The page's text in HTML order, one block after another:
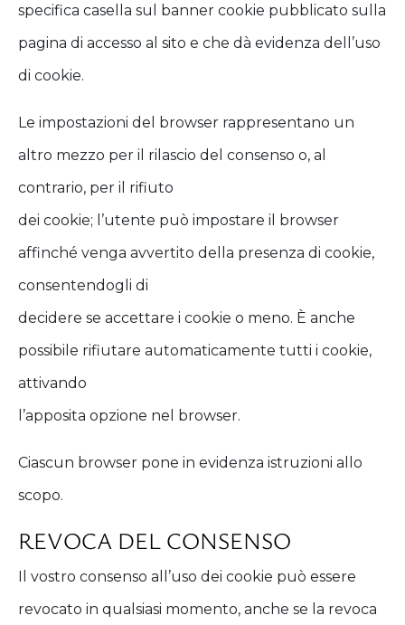
specifica casella sul banner cookie pubblicato sulla
pagina di accesso al sito e che dà evidenza dell’uso
di cookie.
Le impostazioni del browser rappresentano un
altro mezzo per il rilascio del consenso o, al
contrario, per il rifiuto
dei cookie; l’utente può impostare il browser
affinché venga avvertito della presenza di cookie,
consentendogli di
decidere se accettare i cookie o meno. È anche
possibile rifiutare automaticamente tutti i cookie,
attivando
l’apposita opzione nel browser.
Ciascun browser pone in evidenza istruzioni allo
scopo.
REVOCA DEL CONSENSO
Il vostro consenso all’uso dei cookie può essere
revocato in qualsiasi momento, anche se la revoca